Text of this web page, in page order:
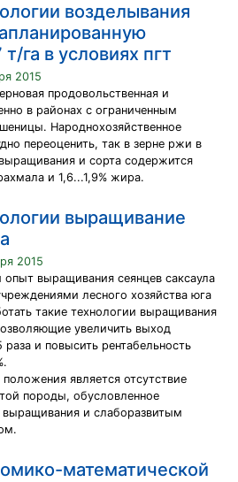
возделывания
га в условиях пгт
2015
продовольственная и
в районах с ограниченным
Народнохозяйственное
переоценить, так в зерне ржи в
и сорта содержится
и 1,6...1,9% жира.
выращивание
2015
выращивания сеянцев саксаула
лесного хозяйства юга
такие технологии выращивания
увеличить выход
раза и повысить рентабельность
является отсутствие
породы, обусловленное
и слаборазвитым
математической